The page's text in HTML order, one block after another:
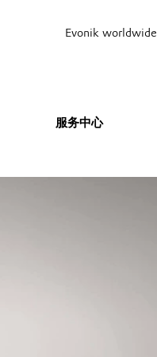
Evonik worldwide
服务中心